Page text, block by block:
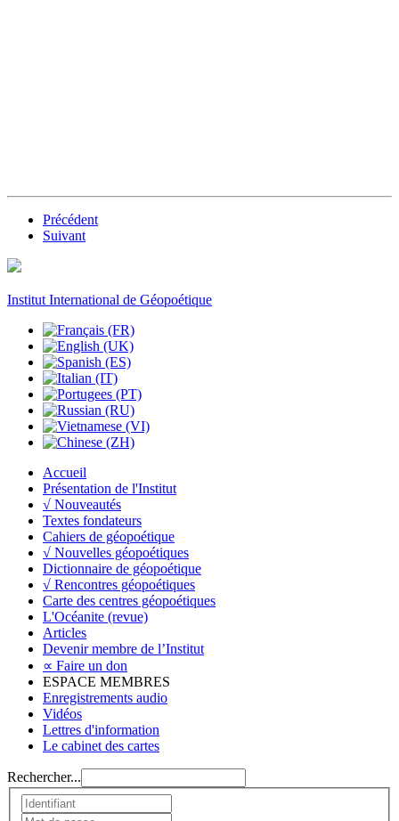
Précédent
Suivant
Institut International de Géopoétique
Accueil
Présentation de l'Institut
√ Nouveautés
Textes fondateurs
Cahiers de géopoétique
√ Nouvelles géopoétiques
Dictionnaire de géopoétique
√ Rencontres géopoétiques
Carte des centres géopoétiques
L'Océanite (revue)
Articles
Devenir membre de l’Institut
∝ Faire un don
ESPACE MEMBRES
Enregistrements audio
Vidéos
Lettres d'information
Le cabinet des cartes
Rechercher...